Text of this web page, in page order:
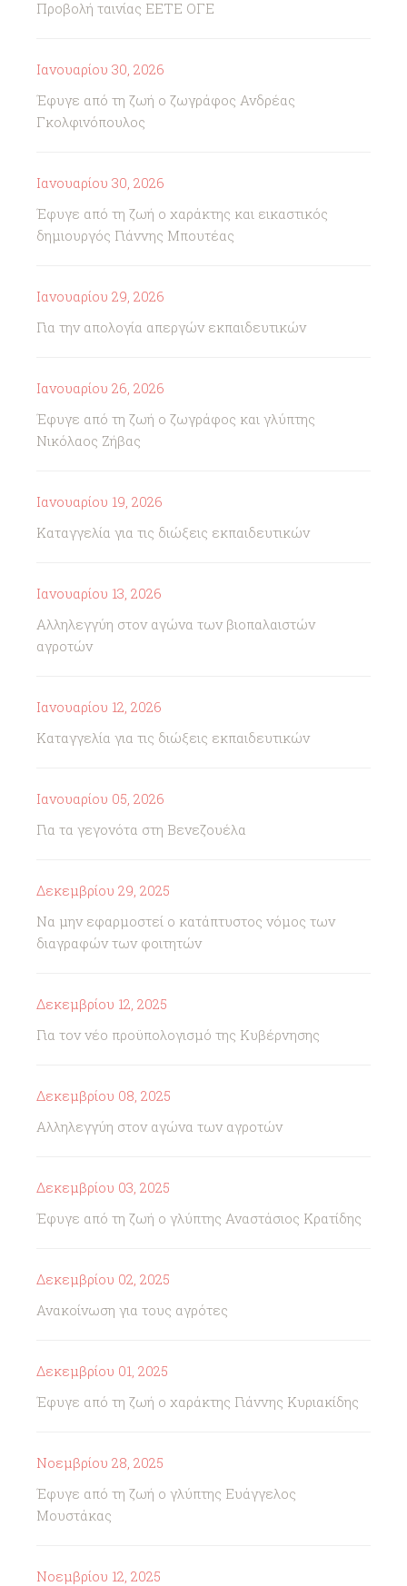
Προβολή ταινίας ΕΕΤΕ ΟΓΕ
Ιανουαρίου 30, 2026
Έφυγε από τη ζωή ο ζωγράφος Ανδρέας
Γκολφινόπουλος
Ιανουαρίου 30, 2026
Έφυγε από τη ζωή ο χαράκτης και εικαστικός
δημιουργός Γιάννης Μπουτέας
Ιανουαρίου 29, 2026
Για την απολογία απεργών εκπαιδευτικών
Ιανουαρίου 26, 2026
Έφυγε από τη ζωή ο ζωγράφος και γλύπτης
Νικόλαος Ζήβας
Ιανουαρίου 19, 2026
Καταγγελία για τις διώξεις εκπαιδευτικών
Ιανουαρίου 13, 2026
Αλληλεγγύη στον αγώνα των βιοπαλαιστών
αγροτών
Ιανουαρίου 12, 2026
Καταγγελία για τις διώξεις εκπαιδευτικών
Ιανουαρίου 05, 2026
Για τα γεγονότα στη Βενεζουέλα
Δεκεμβρίου 29, 2025
Να μην εφαρμοστεί ο κατάπτυστος νόμος των
διαγραφών των φοιτητών
Δεκεμβρίου 12, 2025
Για τον νέο προϋπολογισμό της Κυβέρνησης
Δεκεμβρίου 08, 2025
Αλληλεγγύη στον αγώνα των αγροτών
Δεκεμβρίου 03, 2025
Έφυγε από τη ζωή ο γλύπτης Αναστάσιος Κρατίδης
Δεκεμβρίου 02, 2025
Ανακοίνωση για τους αγρότες
Δεκεμβρίου 01, 2025
Έφυγε από τη ζωή ο χαράκτης Γιάννης Κυριακίδης
Νοεμβρίου 28, 2025
Έφυγε από τη ζωή ο γλύπτης Ευάγγελος
Μουστάκας
Νοεμβρίου 12, 2025